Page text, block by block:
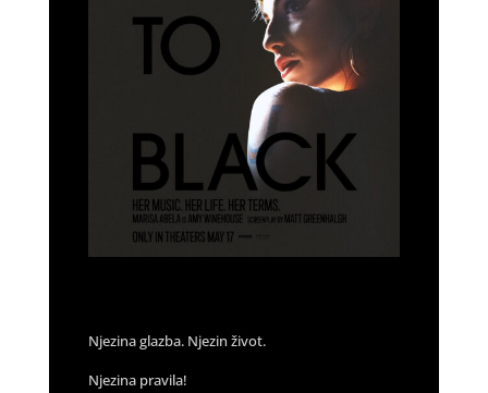
Njezina glazba. Njezin život.
Njezina pravila!